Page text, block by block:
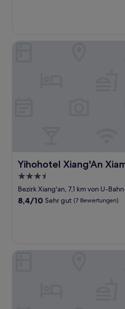
Yihohotel Xiang'An
Yihohotel Xiang'An Xiamen
3.5-
Sterne-
Unterkunft
Bezirk Xiang'an, 7,1 km von U-
8.4
Bewertungen)
8,4/10 Sehr gut (7 Bewertungen)